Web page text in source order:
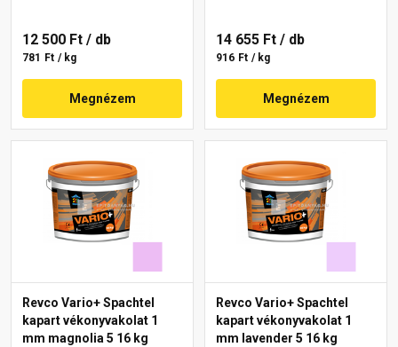
12 500 Ft / db
781 Ft / kg
Megnézem
14 655 Ft / db
916 Ft / kg
Megnézem
Revco Vario+ Spachtel
kapart vékonyvakolat 1
mm magnolia 5 16 kg
Revco Vario+ Spachtel
kapart vékonyvakolat 1
mm lavender 5 16 kg